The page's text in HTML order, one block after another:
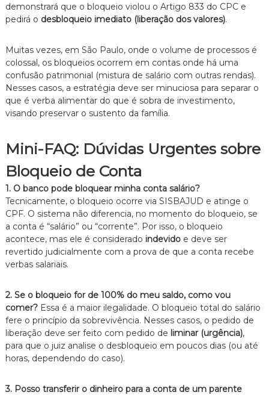
demonstrará que o bloqueio violou o Artigo 833 do CPC e
pedirá o desbloqueio imediato (liberação dos valores).
Muitas vezes,em São Paulo,onde o volume de processos é
colossal,os bloqueios ocorrem em contas onde há uma
confusão patrimonial (mistura de salário com outras rendas).
Nesses casos,a estratégia deve ser minuciosa para separar o
que é verba alimentar do que é sobra de investimento,
visando preservar o sustento da família.
Mini-FAQ: Dúvidas Urgentes sobre
Bloqueio de Conta
1. O banco pode bloquear minha conta salário?
Tecnicamente,o bloqueio ocorre via SISBAJUD e atinge o
CPF. O sistema não diferencia,no momento do bloqueio,se
a conta é “salário” ou “corrente”. Por isso,o bloqueio
acontece,mas ele é considerado indevidoe deve ser
revertido judicialmente com a prova de que a conta recebe
verbas salariais.
2. Se o bloqueio for de 100% do meu saldo, como vou
comer?Essa é a maior ilegalidade. O bloqueio total do salário
fere o princípio da sobrevivência. Nesses casos,o pedido de
liberação deve ser feito com pedido de liminar (urgência),
para que o juiz analise o desbloqueio em poucos dias (ou até
horas,dependendo do caso).
3. Posso transferir o dinheiro para a conta de um parente